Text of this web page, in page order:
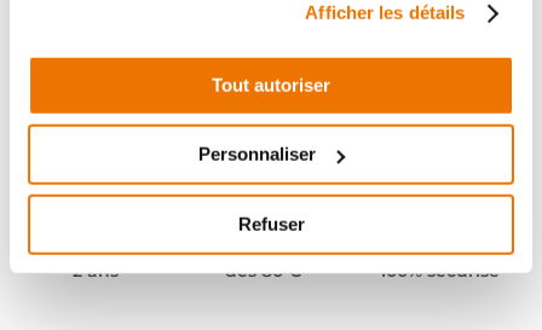
Afficher les détails
Tout autoriser
Personnaliser
Refuser
Pièces garanties
2 ans
Port offert
dès 80 €
Paiement
100% sécurisé